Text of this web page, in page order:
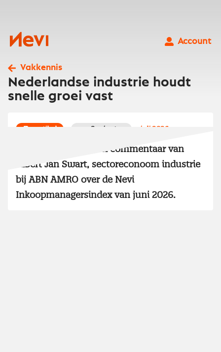
Nevi
Account
Vakkennis
Nederlandse industrie houdt
snelle groei vast
artikel 3 minuten juli 2026
Lees het redactioneel commentaar van
Albert Jan Swart, sectoreconoom industrie
bij ABN AMRO over de Nevi
Inkoopmanagersindex van juni 2026.